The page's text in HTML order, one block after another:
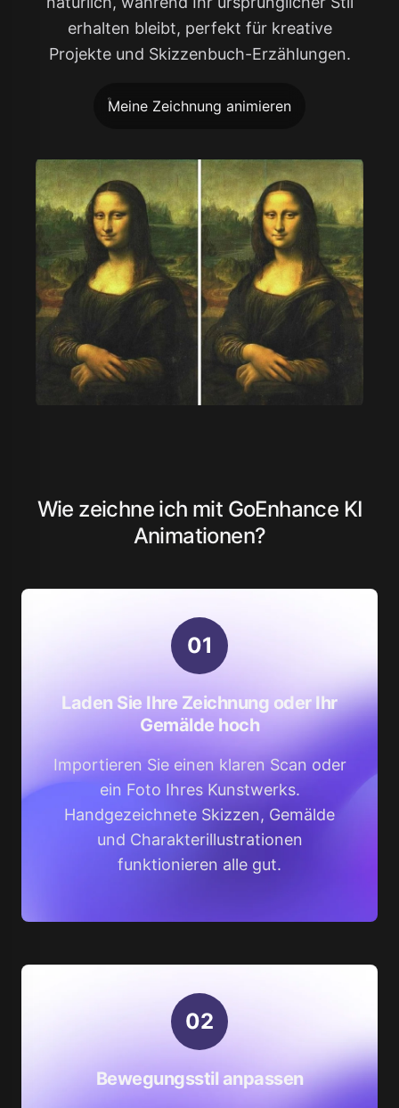
erhalten bleibt, perfekt für kreative
Projekte und Skizzenbuch-Erzählungen.
Meine Zeichnung animieren
Wie zeichne ich mit GoEnhance KI
Animationen?
01
Laden Sie Ihre Zeichnung oder Ihr
Gemälde hoch
Importieren Sie einen klaren Scan oder
ein Foto Ihres Kunstwerks.
Handgezeichnete Skizzen, Gemälde
und Charakterillustrationen
funktionieren alle gut.
02
Bewegungsstil anpassen